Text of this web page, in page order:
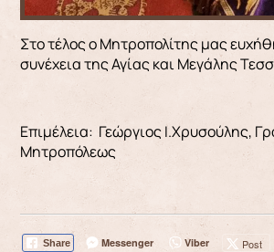
Στο τέλος ο Μητροπολίτης μας
συνέχεια της Αγίας και Μεγάλης
Επιμέλεια: Γεώργιος Ι.Χρυσούλης,
Μητροπόλεως
Share Messenger Viber Post